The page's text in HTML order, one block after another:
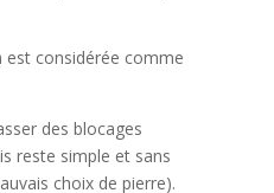
est considérée comme
des blocages
reste simple et sans
choix de pierre).